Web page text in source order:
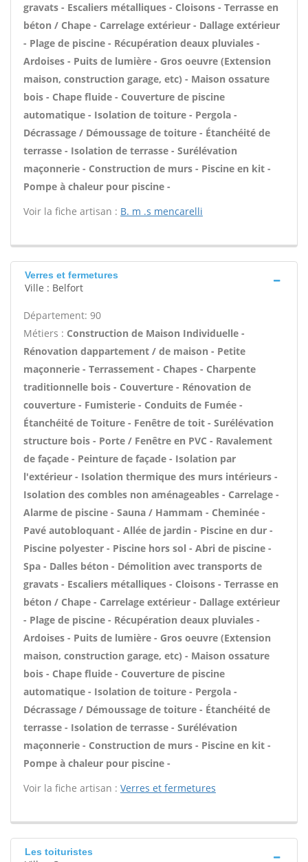
gravats - Escaliers métalliques - Cloisons - Terrasse en
béton / Chape - Carrelage extérieur - Dallage extérieur
- Plage de piscine - Récupération deaux pluviales -
Ardoises - Puits de lumière - Gros oeuvre (Extension
maison, construction garage, etc) - Maison ossature
bois - Chape fluide - Couverture de piscine
automatique - Isolation de toiture - Pergola -
Décrassage / Démoussage de toiture - Étanchéité de
terrasse - Isolation de terrasse - Surélévation
maçonnerie - Construction de murs - Piscine en kit -
Pompe à chaleur pour piscine -
Voir la fiche artisan : B. m .s mencarelli
Verres et fermetures
Ville : Belfort
Département: 90
Métiers : Construction de Maison Individuelle -
Rénovation dappartement / de maison - Petite
maçonnerie - Terrassement - Chapes - Charpente
traditionnelle bois - Couverture - Rénovation de
couverture - Fumisterie - Conduits de Fumée -
Étanchéité de Toiture - Fenêtre de toit - Surélévation
structure bois - Porte / Fenêtre en PVC - Ravalement
de façade - Peinture de façade - Isolation par
l'extérieur - Isolation thermique des murs intérieurs -
Isolation des combles non aménageables - Carrelage -
Alarme de piscine - Sauna / Hammam - Cheminée -
Pavé autobloquant - Allée de jardin - Piscine en dur -
Piscine polyester - Piscine hors sol - Abri de piscine -
Spa - Dalles béton - Démolition avec transports de
gravats - Escaliers métalliques - Cloisons - Terrasse en
béton / Chape - Carrelage extérieur - Dallage extérieur
- Plage de piscine - Récupération deaux pluviales -
Ardoises - Puits de lumière - Gros oeuvre (Extension
maison, construction garage, etc) - Maison ossature
bois - Chape fluide - Couverture de piscine
automatique - Isolation de toiture - Pergola -
Décrassage / Démoussage de toiture - Étanchéité de
terrasse - Isolation de terrasse - Surélévation
maçonnerie - Construction de murs - Piscine en kit -
Pompe à chaleur pour piscine -
Voir la fiche artisan : Verres et fermetures
Les toituristes